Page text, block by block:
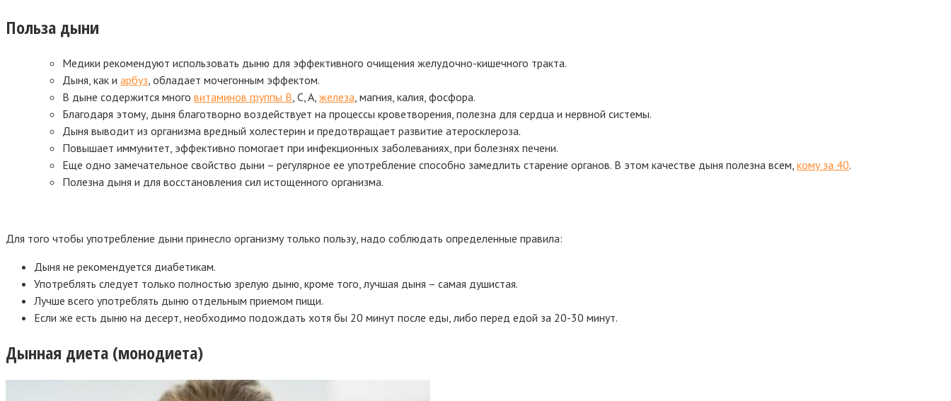
Польза дыни
Медики рекомендуют использовать дыню для эффективного очищения желудочно-кишечного тракта.
Дыня, как и арбуз , обладает мочегонным эффектом.
В дыне содержится много витаминов группы B , C, A, железа , магния, калия, фосфора.
Благодаря этому, дыня благотворно воздействует на процессы кроветворения, полезна для сердца и нервной системы.
Дыня выводит из организма вредный холестерин и предотвращает развитие атеросклероза.
Повышает иммунитет, эффективно помогает при инфекционных заболеваниях, при болезнях печени.
Еще одно замечательное свойство дыни – регулярное ее употребление способно замедлить старение органов. В этом качестве дыня полезна всем, кому за 40.
Полезна дыня и для восстановления сил истощенного организма.
Для того чтобы употребление дыни принесло организму только пользу, надо соблюдать определенные правила:
Дыня не рекомендуется диабетикам.
Употреблять следует только полностью зрелую дыню, кроме того, лучшая дыня – самая душистая.
Лучше всего употреблять дыню отдельным приемом пищи.
Если же есть дыню на десерт, необходимо подождать хотя бы 20 минут после еды, либо перед едой за 20-30 минут.
Дынная диета (монодиета)